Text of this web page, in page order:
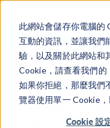
此網站會儲存你電腦的
互動的資訊，並讓我們
驗，以及關於此網站和
Cookie，請查看我們的
如果你拒絕，那麼我們
覽器使用單一 Cookie
Cookie 設
系统要求：
COMSOL